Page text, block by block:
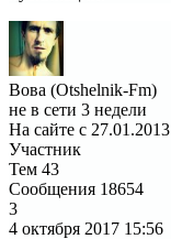
Вова (Otshelnik-Fm)
не в сети 3 недели
На сайте с 27.01.2013
Участник
Тем 43
Сообщения 18654
3
4 октября 2017 15:56